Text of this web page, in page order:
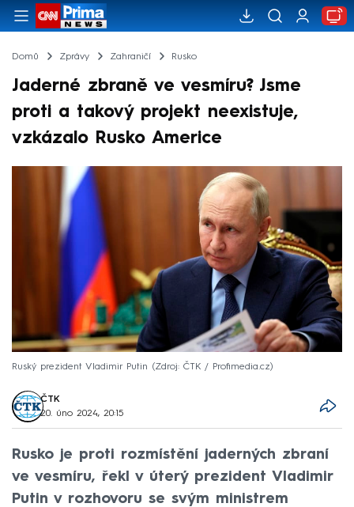
Domů Zprávy Zahraničí Rusko
Jaderné zbraně ve vesmíru? Jsme
proti a takový projekt neexistuje,
vzkázalo Rusko Americe
Ruský prezident Vladimir Putin Zdroj: ČTK / Profimedia.cz
ČTK
20. úno 2024, 20:15
Rusko je proti rozmístění jaderných zbraní
ve vesmíru, řekl v úterý prezident Vladimir
Putin v rozhovoru se svým ministrem